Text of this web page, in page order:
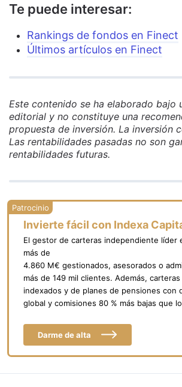
Te puede interesar:
Rankings de fondos en Finect
Últimos artículos en Finect
Este contenido se ha elaborado bajo
editorial y no constituye una
propuesta de inversión. La inversión
Las rentabilidades pasadas no son
rentabilidades futuras.
Invierte fácil con Indexa
El gestor de carteras independiente líder
más de
4.860 M€ gestionados, asesorados o
más de 149 mil clientes. Además,
indexados y de planes de pensiones con
global y comisiones 80 % más bajas que
Darme de alta